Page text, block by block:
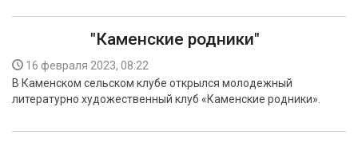
"Каменские родники"
16 февраля 2023, 08:22
В Каменском сельском клубе открылся молодежный
литературно художественный клуб «Каменские родники».